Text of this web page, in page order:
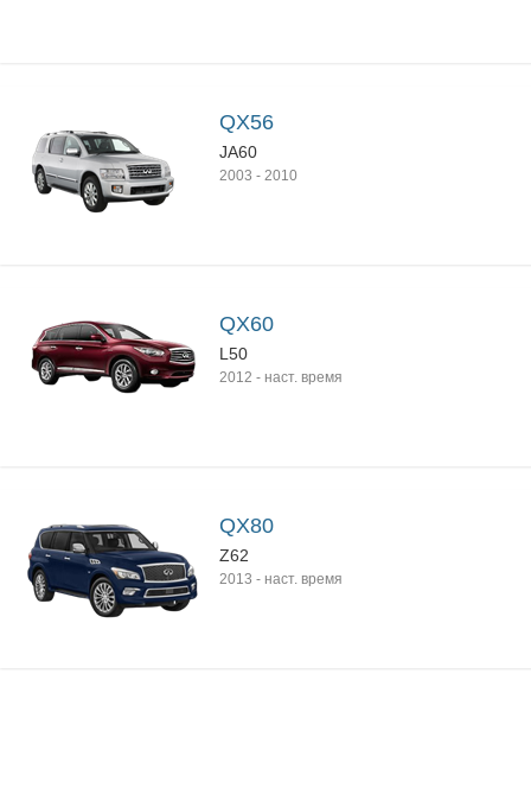
QX56
JA60
2003 - 2010
QX60
L50
2012 - наст. время
QX80
Z62
2013 - наст. время